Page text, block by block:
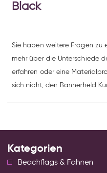
Black
Sie haben weitere Fragen zu
mehr über die Unterschiede
erfahren oder eine
sich nicht, den Bannerheld
Kategorien
Beachflags & Fahnen